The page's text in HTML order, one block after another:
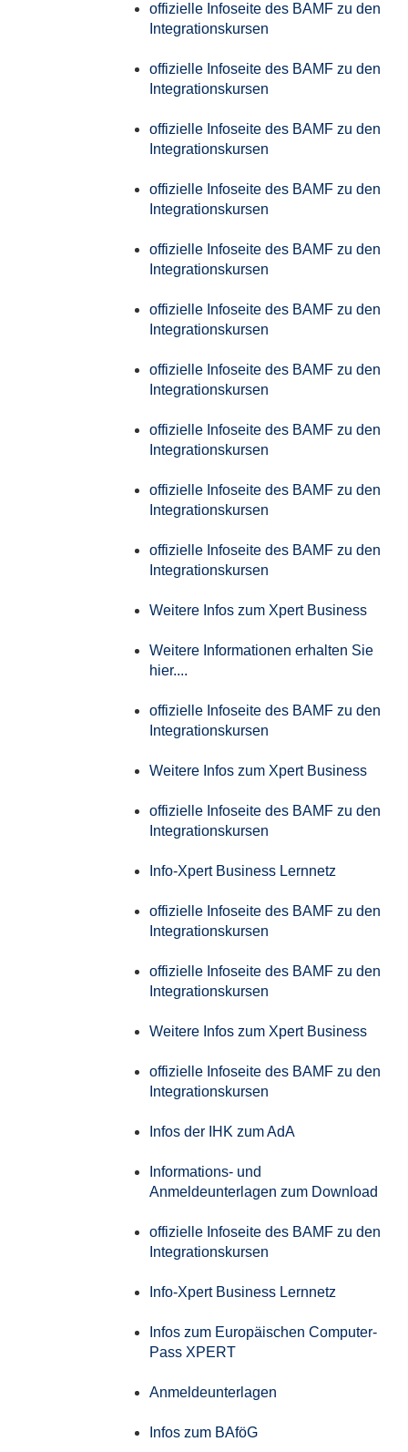
offizielle Infoseite des BAMF zu den
Integrationskursen
offizielle Infoseite des BAMF zu den
Integrationskursen
offizielle Infoseite des BAMF zu den
Integrationskursen
offizielle Infoseite des BAMF zu den
Integrationskursen
offizielle Infoseite des BAMF zu den
Integrationskursen
offizielle Infoseite des BAMF zu den
Integrationskursen
offizielle Infoseite des BAMF zu den
Integrationskursen
offizielle Infoseite des BAMF zu den
Integrationskursen
offizielle Infoseite des BAMF zu den
Integrationskursen
offizielle Infoseite des BAMF zu den
Integrationskursen
Weitere Infos zum Xpert Business
Weitere Informationen erhalten Sie
hier....
offizielle Infoseite des BAMF zu den
Integrationskursen
Weitere Infos zum Xpert Business
offizielle Infoseite des BAMF zu den
Integrationskursen
Info-Xpert Business Lernnetz
offizielle Infoseite des BAMF zu den
Integrationskursen
offizielle Infoseite des BAMF zu den
Integrationskursen
Weitere Infos zum Xpert Business
offizielle Infoseite des BAMF zu den
Integrationskursen
Infos der IHK zum AdA
Informations- und
Anmeldeunterlagen zum Download
offizielle Infoseite des BAMF zu den
Integrationskursen
Info-Xpert Business Lernnetz
Infos zum Europäischen Computer-
Pass XPERT
Anmeldeunterlagen
Infos zum BAföG